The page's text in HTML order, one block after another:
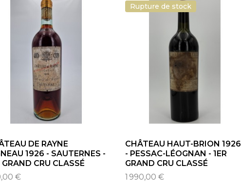
DE RAYNE
1926 - SAUTERNES -
GRAND CRU CLASSÉ
€
Rupture de stock
CHÂTEAU HAUT-BRION 1926
- PESSAC-LÉOGNAN - 1ER
GRAND CRU CLASSÉ
1 990,00 €